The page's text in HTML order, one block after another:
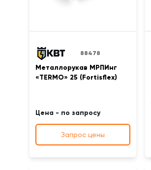
88478
Металлорукав МРПИнг
«TERMO» 25 (Fortisflex)
Цена - по запросу
Запрос цены